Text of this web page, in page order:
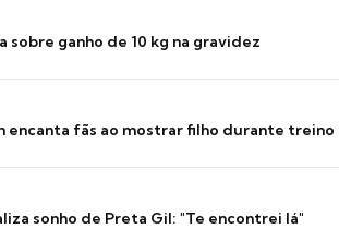
sobre ganho de 10 kg na gravidez
encanta fãs ao mostrar filho durante treino
sonho de Preta Gil: "Te encontrei lá"